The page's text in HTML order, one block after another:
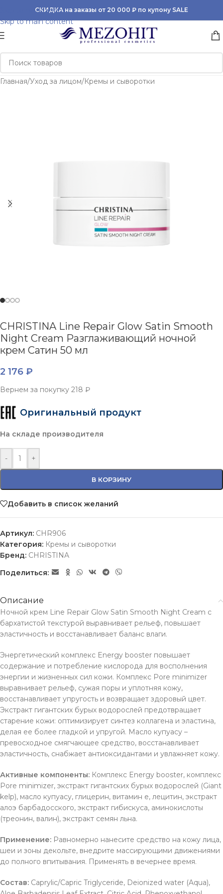
Skip to navigation
Skip to main content
СКИДКА на заказы от 20 000 ₽ по купону SALE
Главная/Уход за лицом/Кремы и сыворотки
CHRISTINA Line Repair Glow Satin Smooth
Night Cream Разглаживающий ночной
крем Сатин 50 мл
2 176 ₽
Вернем за покупку 218 ₽
Оригинальный продукт
На складе производителя
- +
В КОРЗИНУ
Добавить в список желаний
Артикул: CHR906
Категория: Кремы и сыворотки
Бренд: CHRISTINA
Поделиться:
Описание
Ночной крем Line Repair Glow Satin Smooth Night Cream с
бархатистой текстурой выравнивает рельеф, повышает
эластичность и восстанавливает баланс влаги.
Энергетический комплекс Energy booster повышает
содержание и потребление кислорода для восполнения
энергии и жизненных сил кожи. Комплекс Pore minimizer
выравнивает рельеф, сужая поры и уплотняя кожу,
восстанавливает упругость и возвращает здоровый цвет.
Экстракт гигантских бурых водорослей предотвращает
старение кожи: оптимизирует синтез коллагена и эластина,
делая ее более гладкой и упругой. Масло купуасу –
превосходное смягчающее средство, восстанавливает
эластичность, снабжает антиоксидантами и увлажняет кожу.
Активные компоненты: Комплекс Energy booster, комплекс
Pore minimizer, экстракт гигантских бурых водорослей (Giant
kelp), масло купуасу, глицерин, витамин е, лецитин, экстракт
алоэ барбадосского, экстракт гибискуса, аминокислоты
(треонин, валин), экстракт семян льна.
Применение: Равномерно нанесите средство на кожу лица,
шеи и зоны декольте, внедрите массирующими движениями
до полного впитывания. Применять в вечернее время.
Состав: Caprylic/Capric Triglyceride, Deionized water (Aqua),